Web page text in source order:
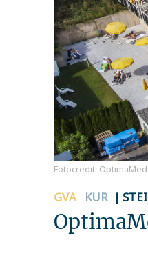
Fotocredit: OptimaMed
GVA KUR |